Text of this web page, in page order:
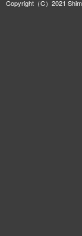
Copyright（C）2021